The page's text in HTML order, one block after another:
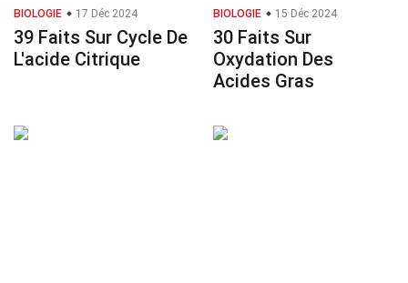
BIOLOGIE 17 Déc 2024
39 Faits Sur Cycle De
L'acide Citrique
BIOLOGIE 15 Déc 2024
30 Faits Sur
Oxydation Des
Acides Gras